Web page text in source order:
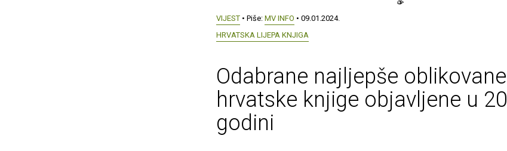
VIJEST • Piše: MV INFO • 09.01.2024.
HRVATSKA LIJEPA KNJIGA
Odabrane najljepše oblikovane
hrvatske knjige objavljene u
godini